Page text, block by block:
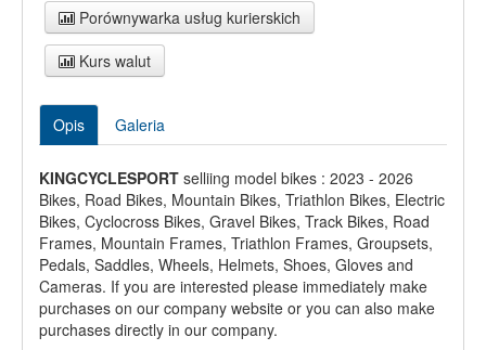
Porównywarka usług kurierskich
Kurs walut
Opis Galeria
KINGCYCLESPORT selliing model bikes : 2023 - 2026
Bikes, Road Bikes, Mountain Bikes, Triathlon Bikes, Electric
Bikes, Cyclocross Bikes, Gravel Bikes, Track Bikes, Road
Frames, Mountain Frames, Triathlon Frames, Groupsets,
Pedals, Saddles, Wheels, Helmets, Shoes, Gloves and
Cameras. If you are interested please immediately make
purchases on our company website or you can also make
purchases directly in our company.